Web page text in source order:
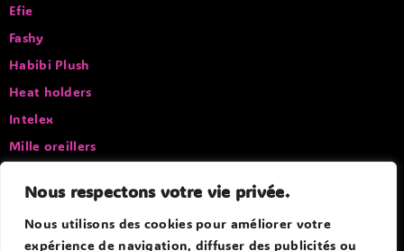
Nous respectons votre vie privée.
Nous utilisons des cookies pour améliorer votre
expérience de navigation, diffuser des publicités ou
Efie
Fashy
Habibi Plush
Heat holders
Intelex
Mille oreillers
Sissel